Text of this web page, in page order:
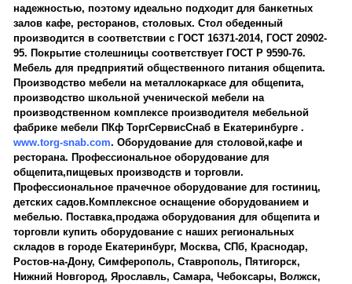
надежностью, поэтому идеально подходит для банкетных
залов кафе, ресторанов, столовых. Стол обеденный
производится в соответствии с ГОСТ 16371-2014, ГОСТ 20902-
95. Покрытие столешницы соответствует ГОСТ Р 9590-76.
Мебель для предприятий общественного питания общепита.
Производство мебели на металлокаркасе для общепита,
производство школьной ученической мебели на
производственном комплексе производителя мебельной
фабрике мебели ПКф ТоргСервисСнаб в Екатеринбурге .
www.torg-snab.com. Оборудование для столовой,кафе и
ресторана. Профессиональное оборудование для
общепита,пищевых производств и торговли.
Профессиональное прачечное оборудование для гостиниц,
детских садов.Комплексное оснащение оборудованием и
мебелью. Поставка,продажа оборудования для общепита и
торговли купить оборудование с наших региональных
складов в городе Екатеринбург, Москва, СПб, Краснодар,
Ростов-на-Дону, Симферополь, Ставрополь, Пятигорск,
Нижний Новгород, Ярославль, Самара, Чебоксары, Волжск,